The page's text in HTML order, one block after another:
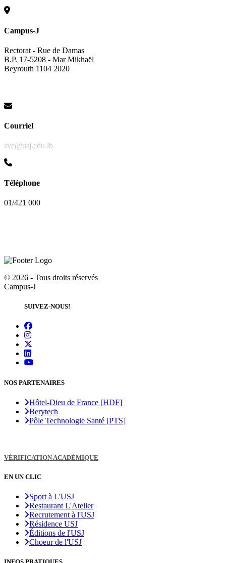
Campus-J
Rectorat - Rue de Damas
B.P. 17-5208 - Mar Mikhaël
Beyrouth 1104 2020
Courriel
sve@usj.edu.lb
Téléphone
01/421 000
© 2026 - Tous droits réservés
Campus-J
SUIVEZ-NOUS!
NOS PARTENAIRES
Hôtel-Dieu de France [HDF]
Berytech
Pôle Technologie Santé [PTS]
VÉRIFICATION ACADÉMIQUE
EN UN CLIC
Sport à L'USJ
Restaurant L'Atelier
Recrutement à l'USJ
Résidence USJ
Éditions de l'USJ
Choeur de l'USJ